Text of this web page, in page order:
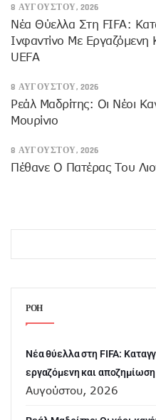
8 ΑΥΓΟΎΣΤΟΥ, 2026
Νέα Θύελλα Στη FIFA:
Ινφαντίνο Με
UEFA
8 ΑΥΓΟΎΣΤΟΥ, 2026
Ρεάλ Μαδρίτης: Οι Νέοι
Μουρίνιο
8 ΑΥΓΟΎΣΤΟΥ, 2026
Πέθανε Ο Πατέρας Του
ΡΟΗ
Νέα θύελλα στη FIFA:
εργαζόμενη και αποζημίωση
Αυγούστου, 2026